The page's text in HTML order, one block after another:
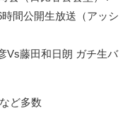
間公開生放送（アッシ
Vs藤田和日朗 ガチ生バ
ど多数